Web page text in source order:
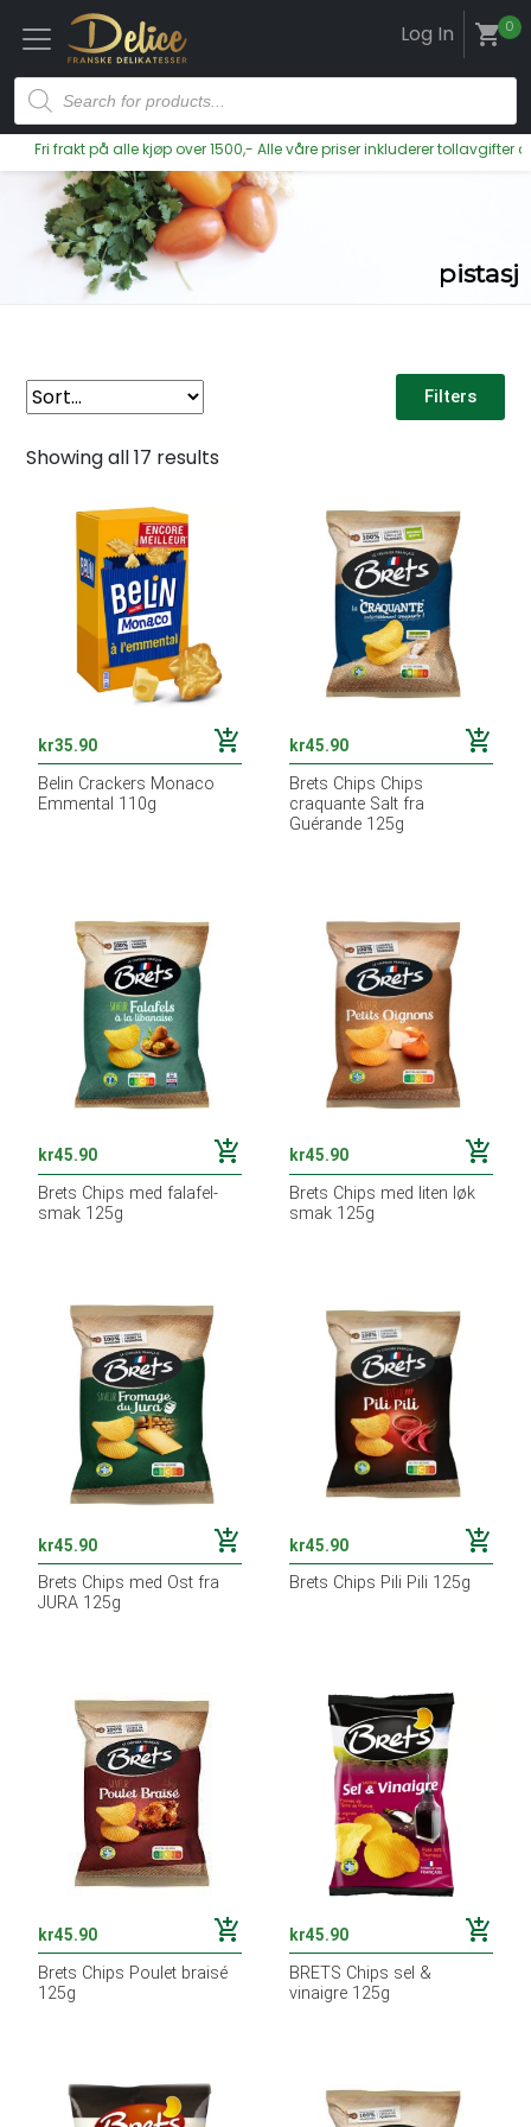
Log In 0
shopping_cart
på alle kjøp over 1500,- Alle våre priser inkluderer tollavgifter og moms
pistasj
Filters
Showing all 17 results
kr35.90 add_shopping_cart
Belin Crackers Monaco
Emmental 110g
kr45.90 add_shopping_cart
Brets Chips Chips
craquante Salt fra
Guérande 125g
kr45.90 add_shopping_cart
Brets Chips med falafel-
smak 125g
kr45.90 add_shopping_cart
Brets Chips med liten løk
smak 125g
kr45.90 add_shopping_cart
Brets Chips med Ost fra
JURA 125g
kr45.90 add_shopping_cart
Brets Chips Pili Pili 125g
kr45.90 add_shopping_cart
Brets Chips Poulet braisé
125g
kr45.90 add_shopping_cart
BRETS Chips sel &
vinaigre 125g